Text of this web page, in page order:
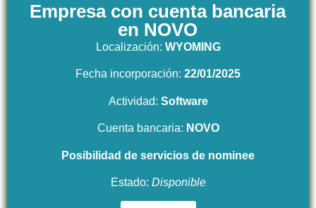
Empresa con cuenta bancaria
en NOVO
Localización: WYOMING
Fecha incorporación: 22/01/2025
Actividad: Software
Cuenta bancaria: NOVO
Posibilidad de servicios de nominee
Estado: Disponible